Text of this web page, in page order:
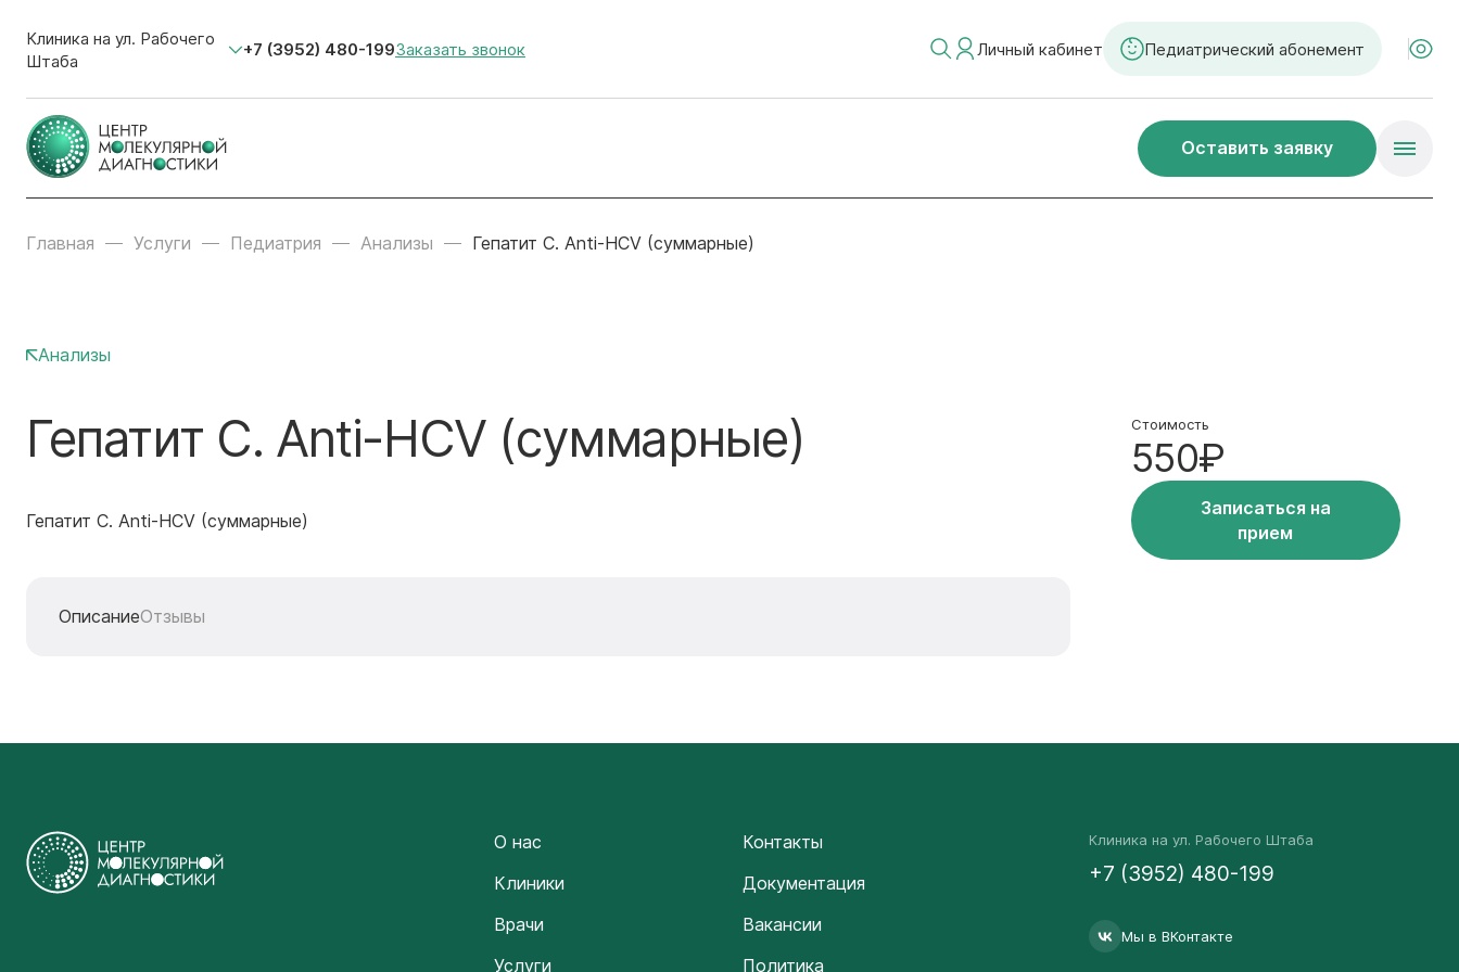
Клиника на ул. Рабочего
Штаба
+7 (3952) 480-199Заказать звонок Личный кабинет Педиатрический абонемент
Оставить заявку
Главная Услуги Педиатрия Анализы Гепатит С. Anti-HCV (суммарные)
Анализы
Гепатит С. Anti-HCV (суммарные)
Гепатит С. Anti-HCV (суммарные)
ОписаниеОтзывы
Стоимость
550₽
Записаться на
прием
О нас
Клиники
Врачи
Услуги
Контакты
Документация
Вакансии
Политика
Клиника на ул. Рабочего Штаба
+7 (3952) 480-199
Мы в ВКонтакте